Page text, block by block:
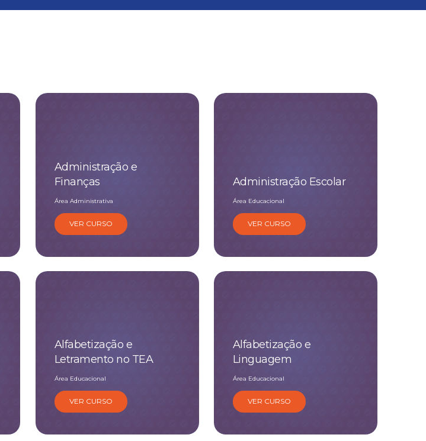
Administração e
Finanças
Área Administrativa
VER CURSO
Administração Escolar
Área Educacional
VER CURSO
Alfabetização e
Letramento no TEA
Área Educacional
VER CURSO
Alfabetização e
Linguagem
Área Educacional
VER CURSO